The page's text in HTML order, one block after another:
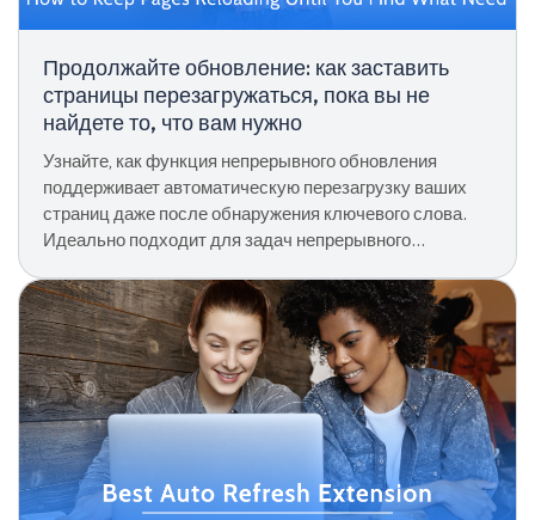
Продолжайте обновление: как заставить
страницы перезагружаться, пока вы не
найдете то, что вам нужно
Узнайте, как функция непрерывного обновления
поддерживает автоматическую перезагрузку ваших
страниц даже после обнаружения ключевого слова.
Идеально подходит для задач непрерывного